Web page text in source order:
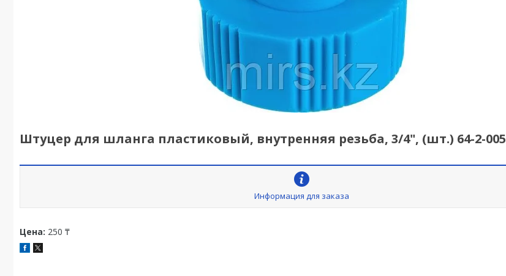
Штуцер для шланга пластиковый, внутренняя резьба, 3/4", (шт.) 64-2-005
Информация для заказа
Цена: 250 ₸